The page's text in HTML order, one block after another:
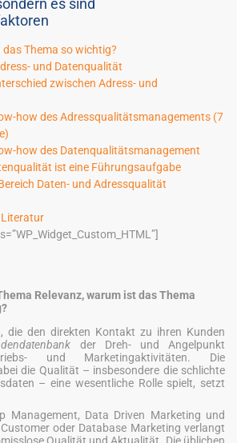
es sind
Thema so wichtig?
und Datenqualität
zwischen Adress- und
how des Adressqualitätsmanagements (7
how des Datenqualitätsmanagement
ist eine Führungsaufgabe
Daten- und Adressqualität
Relevanz, warum ist das Thema
die den direkten Kontakt zu ihren Kunden
der Dreh- und Angelpunkt
und Marketingaktivitäten. Die
die Qualität – insbesondere die schlichte
– eine wesentliche Rolle spielt, setzt
Management, Data Driven Marketing und
oder Database Marketing verlangt